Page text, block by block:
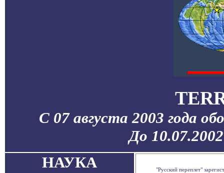
С 07 августа 2003 года
До
НАУКА
"Русский переплет"